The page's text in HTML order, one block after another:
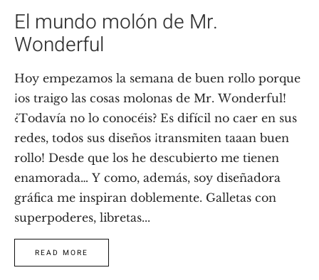
El mundo molón de Mr.
Wonderful
Hoy empezamos la semana de buen rollo porque
¡os traigo las cosas molonas de Mr. Wonderful!
¿Todavía no lo conocéis? Es difícil no caer en sus
redes, todos sus diseños ¡transmiten taaan buen
rollo! Desde que los he descubierto me tienen
enamorada… Y como, además, soy diseñadora
gráfica me inspiran doblemente. Galletas con
superpoderes, libretas...
READ MORE